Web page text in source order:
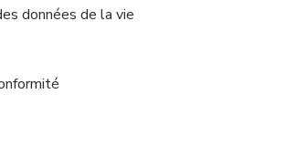
données de la vie